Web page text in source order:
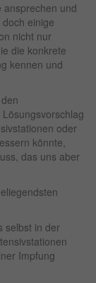
ansprechen und
einige
nicht nur
die konkrete
kennen und
oder
könnte,
das uns aber
selbst in der
Impfung